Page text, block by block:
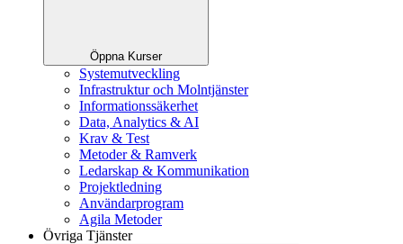
Öppna Kurser
Systemutveckling
Infrastruktur och Molntjänster
Informationssäkerhet
Data, Analytics & AI
Krav & Test
Metoder & Ramverk
Ledarskap & Kommunikation
Projektledning
Användarprogram
Agila Metoder
Övriga Tjänster